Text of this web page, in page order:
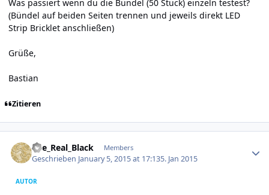
Was passiert wenn du die Bündel (50 Stück) einzeln testest?
(Bündel auf beiden Seiten trennen und jeweils direkt LED
Strip Bricklet anschließen)
Grüße,
Bastian
Zitieren
The_Real_Black Members
Geschrieben January 5, 2015 at 17:135. Jan 2015
AUTOR